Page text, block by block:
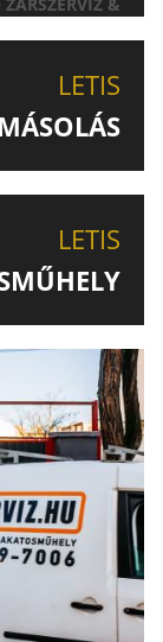
LETIS
LETIS
TERMÉKEIT IS!